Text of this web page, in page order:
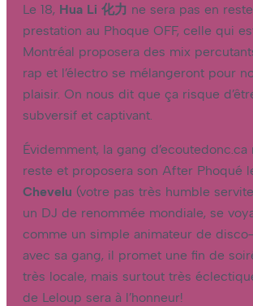
Le 18, Hua Li 化力 ne sera pas en
prestation au Phoque OFF, celle qui
Montréal proposera des mix
rap et l’électro se mélangeront pour
plaisir. On nous dit que ça risque
subversif et captivant.
Évidemment, la gang d’ecoutedonc.ca
reste et proposera son After Phoqué
Chevelu (votre pas très humble
un DJ de renommée mondiale, se
comme un simple animateur de
avec sa gang, il promet une fin de
très locale, mais surtout très
de Leloup sera à l’honneur!